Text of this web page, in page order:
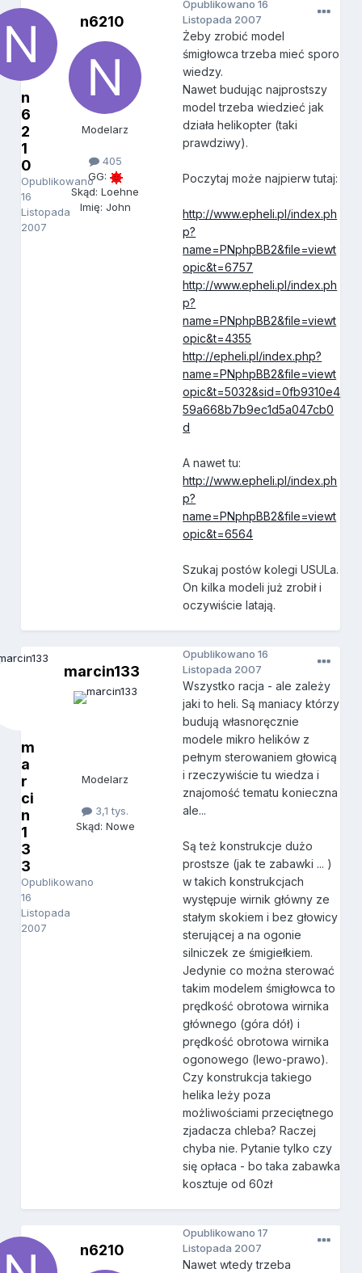
n
6
2
1
0
Opublikowano
16
Listopada
2007
n6210
Modelarz
405
GG:
Skąd: Loehne
Imię: John
Opublikowano16
Listopada 2007
Żeby zrobić model
śmigłowca trzeba mieć sporo
wiedzy.
Nawet budując najprostszy
model trzeba wiedzieć jak
działa helikopter (taki
prawdziwy).
Poczytaj może najpierw tutaj:
http://www.epheli.pl/index.ph
p?
name=PNphpBB2&file=viewt
opic&t=6757
http://www.epheli.pl/index.ph
p?
name=PNphpBB2&file=viewt
opic&t=4355
http://epheli.pl/index.php?
name=PNphpBB2&file=viewt
opic&t=5032&sid=0fb9310e4
59a668b7b9ec1d5a047cb0
d
A nawet tu:
http://www.epheli.pl/index.ph
p?
name=PNphpBB2&file=viewt
opic&t=6564
Szukaj postów kolegi USULa.
On kilka modeli już zrobił i
oczywiście latają.
m
a
r
ci
n
1
3
3
Opublikowano
16
Listopada
2007
marcin133
Modelarz
3,1 tys.
Skąd: Nowe
Opublikowano16
Listopada 2007
Wszystko racja - ale zależy
jaki to heli. Są maniacy którzy
budują własnoręcznie
modele mikro helików z
pełnym sterowaniem głowicą
i rzeczywiście tu wiedza i
znajomość tematu konieczna
ale...
Są też konstrukcje dużo
prostsze (jak te zabawki ... )
w takich konstrukcjach
występuje wirnik główny ze
stałym skokiem i bez głowicy
sterującej a na ogonie
silniczek ze śmigiełkiem.
Jedynie co można sterować
takim modelem śmigłowca to
prędkość obrotowa wirnika
głównego (góra dół) i
prędkość obrotowa wirnika
ogonowego (lewo-prawo).
Czy konstrukcja takiego
helika leży poza
możliwościami przeciętnego
zjadacza chleba? Raczej
chyba nie. Pytanie tylko czy
się opłaca - bo taka zabawka
kosztuje od 60zł
n6210
Opublikowano17
Listopada 2007
Nawet wtedy trzeba